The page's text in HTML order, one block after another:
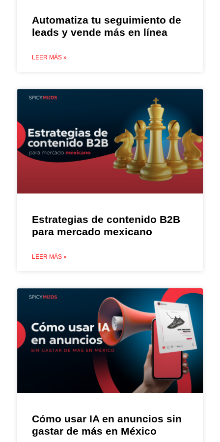
Automatiza tu seguimiento de
leads y vende más en línea
LEER MÁS »
Estrategias de contenido B2B
para mercado mexicano
LEER MÁS »
Cómo usar IA en anuncios sin
gastar de más en México